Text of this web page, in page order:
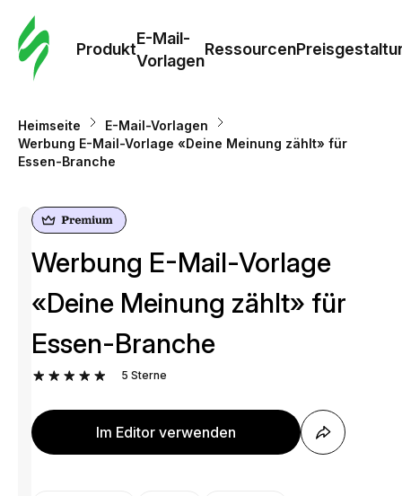
Produkt
E-Mail-
Vorlagen
Ressourcen
Heimseite
E-Mail-Vorlagen
Werbung E-Mail-Vorlage «Deine Meinung zählt» für
Essen-Branche
Werbung E-Mail-Vorlage
«Deine Meinung zählt» für
Essen-Branche
5 Sterne
Im Editor verwenden